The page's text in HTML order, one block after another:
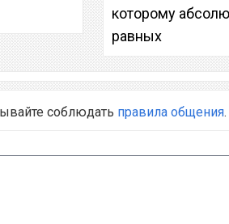
которому
равных
соблюдать правила общения.